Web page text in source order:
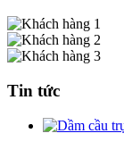
Tin tức